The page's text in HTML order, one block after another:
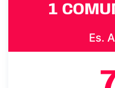
1
Es.